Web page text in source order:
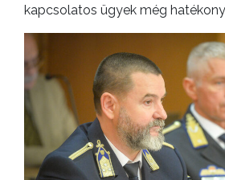
kapcsolatos ügyek még